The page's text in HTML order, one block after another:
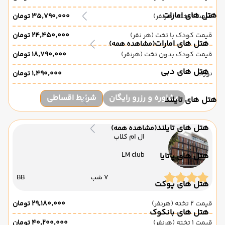
هتل های امارات
هتل های امارات(مشاهده همه)
هتل های دبی
هتل های تایلند
هتل های تایلند(مشاهده همه)
هتل های پاتایا
هتل های پوکت
هتل های بانکوک
قیمت 1 تخته (هرنفر)
۳۵٬۷۹۰٬۰۰۰ تومان
قیمت کودک با تخت (هر نفر)
۲۴٬۴۵۰٬۰۰۰ تومان
قیمت کودک بدون تخت (هرنفر)
۱۸٬۷۹۰٬۰۰۰ تومان
نوزاد
۱٬۴۹۰٬۰۰۰ تومان
مشاوره و رزرو رایگان شرایط اقساطی
ال ام کلاب
LM club
7 شب BB
قیمت 2 تخته (هرنفر)
۲۹٬۱۸۰٬۰۰۰ تومان